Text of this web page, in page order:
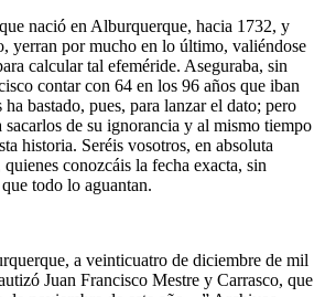
nació en Alburquerque, hacia 1732, y
yerran por mucho en lo último, valiéndose
calcular tal efeméride. Aseguraba, sin
contar con 64 en los 96 años que iban
bastado, pues, para lanzar el dato; pero
sacarlos de su ignorancia y al mismo tiempo
historia. Seréis vosotros, en absoluta
conozcáis la fecha exacta, sin
todo lo aguantan.
a veinticuatro de diciembre de mil
Juan Francisco Mestre y Carrasco, que